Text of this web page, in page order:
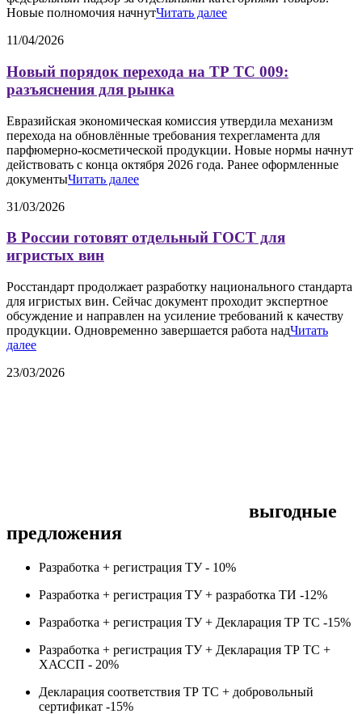
Новые полномочия начнутЧитать далее
11/04/2026
Новый порядок перехода на ТР ТС 009:
разъяснения для рынка
Евразийская экономическая комиссия утвердила механизм
перехода на обновлённые требования техрегламента для
парфюмерно-косметической продукции. Новые нормы начнут
действовать с конца октября 2026 года. Ранее оформленные
документыЧитать далее
31/03/2026
В России готовят отдельный ГОСТ для
игристых вин
Росстандарт продолжает разработку национального стандарта
для игристых вин. Сейчас документ проходит экспертное
обсуждение и направлен на усиление требований к качеству
продукции. Одновременно завершается работа надЧитать
далее
23/03/2026
выгодные
предложения
Разработка + регистрация ТУ - 10%
Разработка + регистрация ТУ + разработка ТИ -12%
Разработка + регистрация ТУ + Декларация ТР ТС -15%
Разработка + регистрация ТУ + Декларация ТР ТС +
ХАССП - 20%
Декларация соответствия ТР ТС + добровольный
сертификат -15%